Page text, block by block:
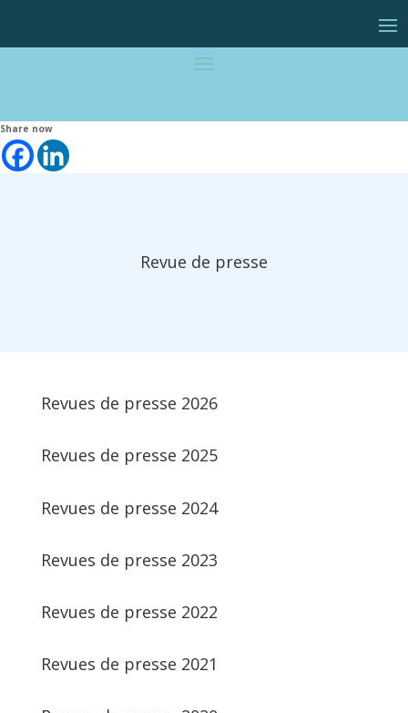
Share now
Revue de presse
Revues de presse 2026
Revues de presse 2025
Revues de presse 2024
Revues de presse 2023
Revues de presse 2022
Revues de presse 2021